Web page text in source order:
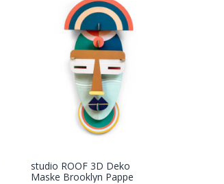
In den
studio ROOF 3D Deko
Maske Brooklyn Pappe